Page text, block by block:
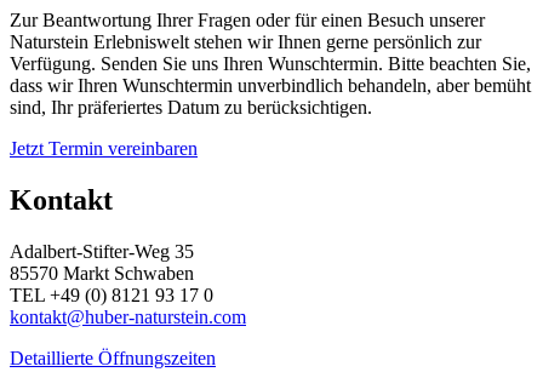
Zur Beantwortung Ihrer Fragen oder für einen Besuch unserer
Naturstein Erlebniswelt stehen wir Ihnen gerne persönlich zur
Verfügung. Senden Sie uns Ihren Wunschtermin. Bitte beachten Sie,
dass wir Ihren Wunschtermin unverbindlich behandeln, aber bemüht
sind, Ihr präferiertes Datum zu berücksichtigen.
Jetzt Termin vereinbaren
Kontakt
Adalbert-Stifter-Weg 35
85570 Markt Schwaben
TEL +49 (0) 8121 93 17 0
kontakt@huber-naturstein.com
Detaillierte Öffnungszeiten